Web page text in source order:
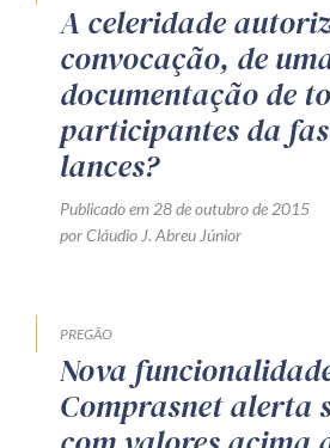
A celeridade
convocação, de
documentação de
participantes da
lances?
Publicado em 28 de outubro de 2015
por Cláudio J. Abreu Júnior
PREGÃO
Nova
Comprasnet alerta